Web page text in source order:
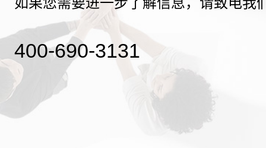
400-690-3131